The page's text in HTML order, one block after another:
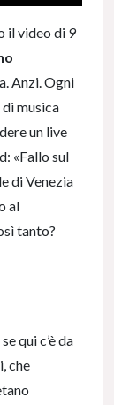
il video di 9
Anzi. Ogni
di musica
un live
«Fallo sul
di Venezia
al
tanto?
qui c’è da
che